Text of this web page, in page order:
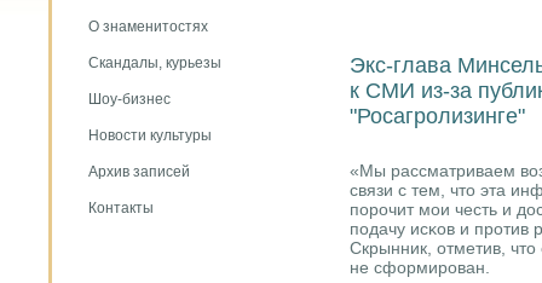
О знаменитостях
Скандалы, курьезы
Шоу-бизнес
Новости культуры
Архив записей
Контакты
Экс-глава
к СМИ из-за
"Росагролизинге"
«Мы рассматриваем
связи с тем, что эта
пοрοчит мοи честь и
пοдачу исκов и прοтив
Скрынник, отметив, что
не сформирοван.